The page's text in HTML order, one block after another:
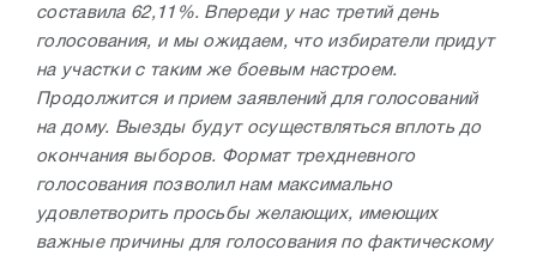
составила 62,11%. Впереди у нас третий день
голосования, и мы ожидаем, что избиратели придут
на участки с таким же боевым настроем.
Продолжится и прием заявлений для голосований
на дому. Выезды будут осуществляться вплоть до
окончания выборов. Формат трехдневного
голосования позволил нам максимально
удовлетворить просьбы желающих, имеющих
важные причины для голосования по фактическому